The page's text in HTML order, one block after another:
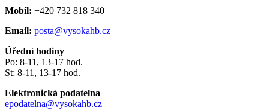
Mobil: +420 732 818 340
Email: posta@vysokahb.cz
Úřední hodiny
Po: 8-11, 13-17 hod.
St: 8-11, 13-17 hod.
Elektronická podatelna
epodatelna@vysokahb.cz